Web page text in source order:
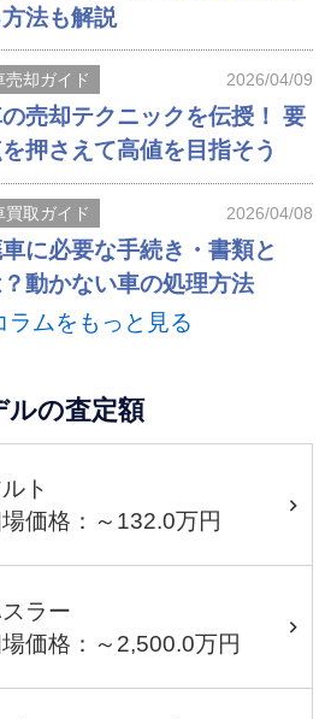
方法も解説
売却ガイド 2026/04/09
売却テクニックを伝授！ 要
押さえて高値を目指そう
買取ガイド 2026/04/08
に必要な手続き・書類と
動かない車の処理方法
ラムをもっと見る
ルの査定額
ト
価格：～132.0万円
ラー
価格：～2,500.0万円